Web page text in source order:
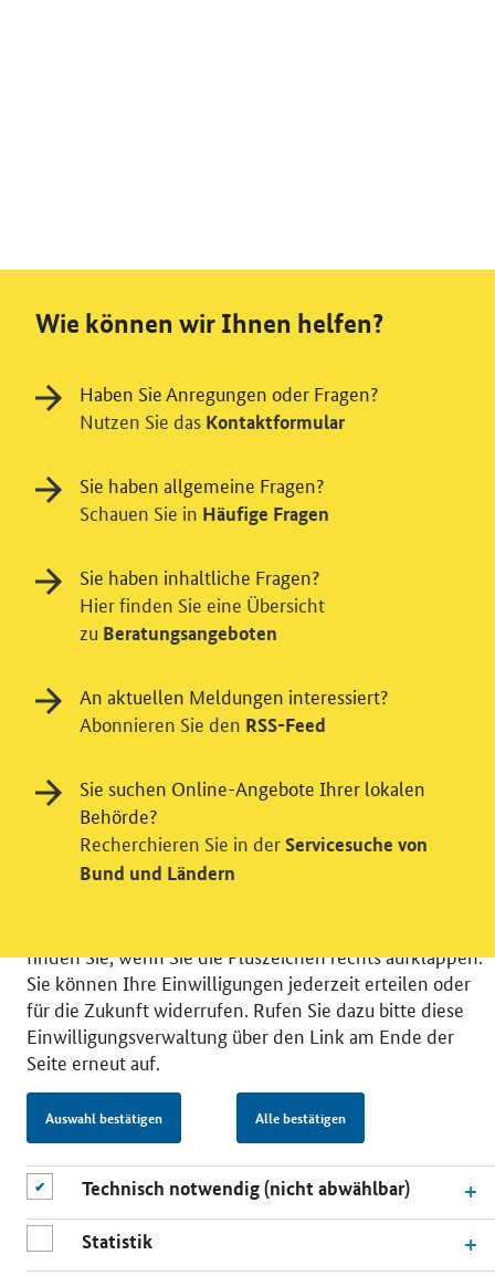
© 2026 Bundesministerium für Wirtschaft und Energie
RSS
Benutzerhinweise
Inhaltsverzeichnis
Impressum
Barrierefreiheit
Datenschutz
Einwilligungsverwaltung
Einwilligung in Tracking und / oder
Videodienst
verschiedene Zusatzdienste unserer Webseite: Wir
möchten die Nutzeraktivität mit Hilfe
datenschutzfreundlicher Statistiken verstehen, um
unsere Öffentlichkeitsarbeit zu verbessern. Zusätzlich
finden Sie, wenn Sie die Pluszeichen rechts aufklappen.
Sie können Ihre Einwilligungen jederzeit erteilen oder
für die Zukunft widerrufen. Rufen Sie dazu bitte diese
Einwilligungsverwaltung über den Link am Ende der
Seite erneut auf.
Auswahl bestätigen Alle bestätigen
Technisch notwendig (nicht abwählbar)
Statistik
Wie können wir Ihnen helfen?
Haben Sie Anregungen oder Fragen?
Nutzen Sie das Kontaktformular
Sie haben allgemeine Fragen?
Schauen Sie in Häufige Fragen
Sie haben inhaltliche Fragen?
Hier finden Sie eine Übersicht
zu Beratungsangeboten
An aktuellen Meldungen interessiert?
Abonnieren Sie den RSS-Feed
Sie suchen Online-Angebote Ihrer lokalen
Behörde?
Recherchieren Sie in der Servicesuche von
Bund und Ländern